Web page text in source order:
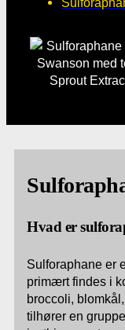
Hvad er
Sulforaphane er
primært findes i
broccoli,
tilhører en